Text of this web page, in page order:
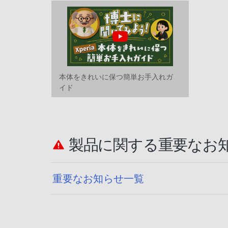
本体をきれいに保つ簡単お手入れガ
イド
製品に関する重要なお
重要なお知らせ一覧